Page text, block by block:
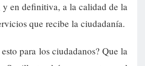
en definitiva, a la calidad de la
que recibe la ciudadanía.
para los ciudadanos? Que la